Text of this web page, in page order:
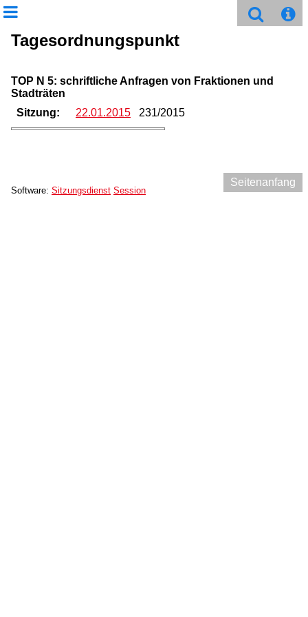
Tagesordnungspunkt
TOP N 5: schriftliche Anfragen von Fraktionen und
Stadträten
Sitzung:
22.01.2015 231/2015
Seitenanfang
Software: Sitzungsdienst Session